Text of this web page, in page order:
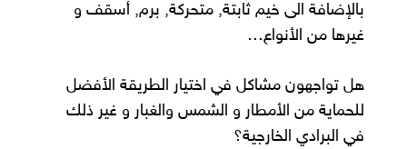
بالإضافة الى خيم ثابتة, متحركة, برم, أسقف و
غيرها من الأنواع…
هل تواجهون مشاكل في اختيار الطريقة الأفضل
للحماية من الأمطار و الشمس والغبار و غير ذلك
في البرادي الخارجية؟